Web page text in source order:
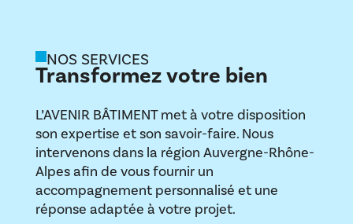
NOS SERVICES
Transformez votre bien
L’AVENIR BÂTIMENT met à votre disposition
son expertise et son savoir-faire. Nous
intervenons dans la région Auvergne-Rhône-
Alpes afin de vous fournir un
accompagnement personnalisé et une
réponse adaptée à votre projet.